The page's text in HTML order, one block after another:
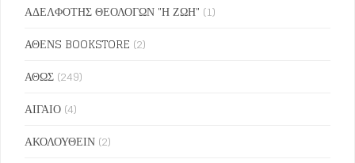
ΑΔΕΛΦΟΤΗΣ ΘΕΟΛΟΓΩΝ "Η ΖΩΗ" (1)
ΑΘΕΝS BOOKSTORE (2)
ΑΘΩΣ (249)
ΑΙΓΑΙΟ (4)
ΑΚΟΛΟΥΘΕΙΝ (2)